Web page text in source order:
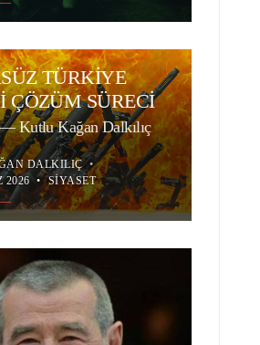
TÜRKİYE
ÇÖZÜM SÜRECİ
Kutlu Kağan Dalkılıç
DALKILIÇ •
2026 • SIYASET